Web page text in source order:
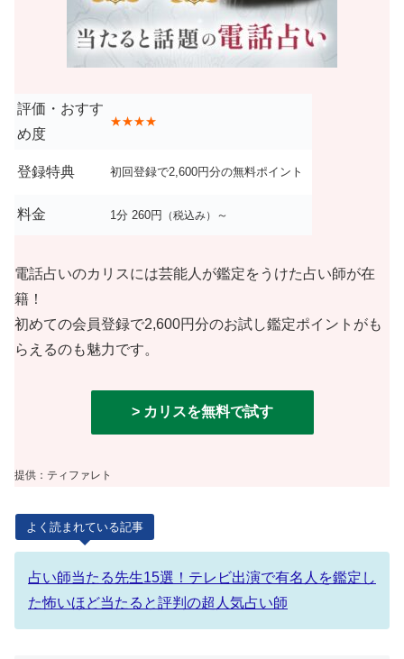
評価・おすす
め度
★★★★
登録特典 初回登録で2,600円分の無料ポイント
料金 1分 260円 （税込み） ～
電話占いのカリスには芸能人が鑑定をうけた占い師が在
籍！
初めての会員登録で2,600円分のお試し鑑定ポイントがも
らえるのも魅力です。
> カリスを無料で試す
提供：ティファレト
よく読まれている記事
占い師当たる先生15選！テレビ出演で有名人を鑑定し
た怖いほど当たると評判の超人気占い師